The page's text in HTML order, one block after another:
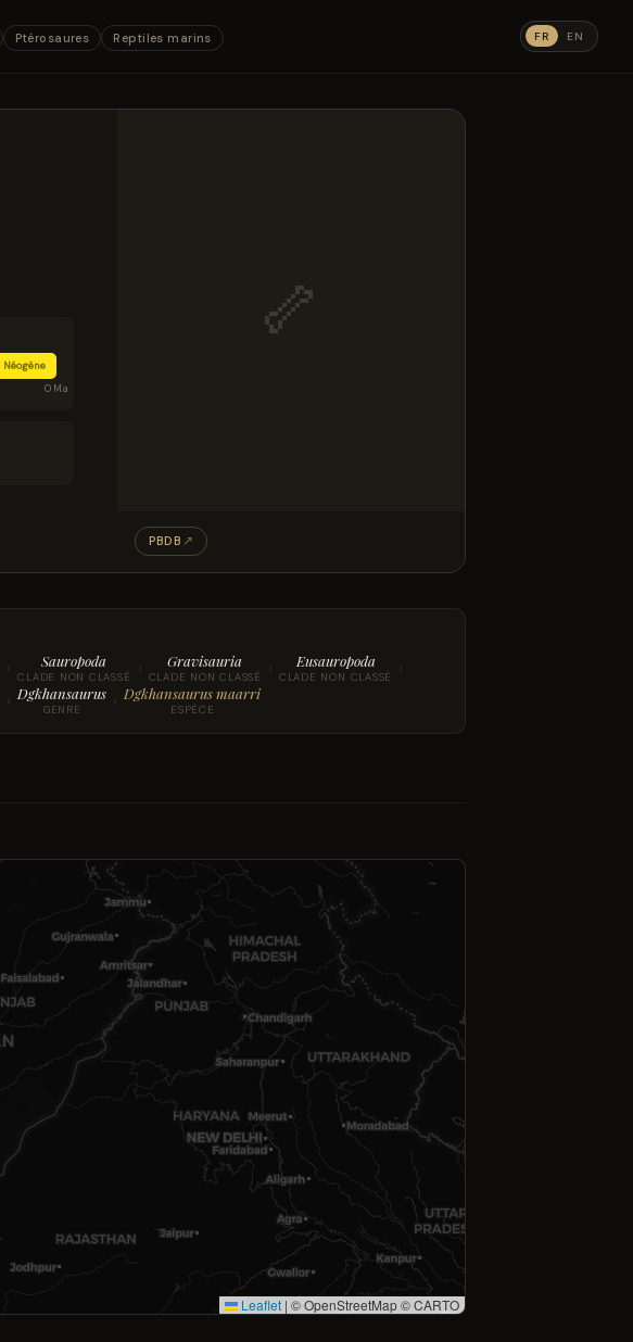
Ptérosaures Reptiles marins FR EN
Néogène
0 Ma
🦴
PBDB ↗
› Sauropoda
CLADE NON CLASSÉ › Gravisauria
CLADE NON CLASSÉ › Eusauropoda
CLADE NON CLASSÉ ›
› Dgkhansaurus
GENRE › Dgkhansaurus maarri
ESPÈCE
Leaflet | © OpenStreetMap © CARTO